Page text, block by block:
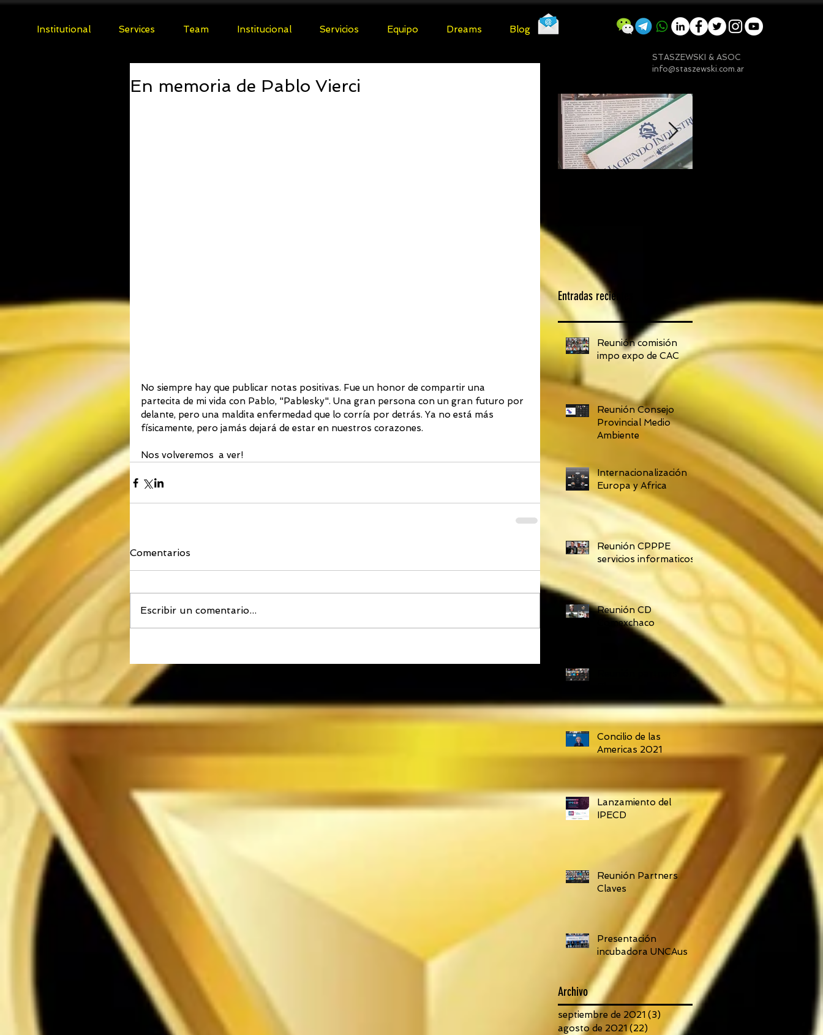
Institutional Services Team Institucional Servicios Equipo Dreams Blog
STASZEWSKI & ASOC
info@staszewski.com.ar
En memoria de Pablo Vierci
No siempre hay que publicar notas positivas. Fue un honor de compartir una
partecita de mi vida con Pablo, "Pablesky". Una gran persona con un gran futuro por
delante, pero una maldita enfermedad que lo corría por detrás. Ya no está más
físicamente, pero jamás dejará de estar en nuestros corazones.
Nos volveremos  a ver!
Comentarios
Escribir un comentario...
Entradas recientes
Reunión comisión
impo expo de CAC
Reunión Consejo
Provincial Medio
Ambiente
Internacionalización
Europa y Africa
Reunión CPPPE
servicios informaticos
Reunión CD
Comexchaco
Concilio de las
Americas 2021
Lanzamiento del
IPECD
Reunión Partners
Claves
Presentación
incubadora UNCAus
Archivo
septiembre de 2021 (3) 3 entradas
agosto de 2021 (22) 22 entradas